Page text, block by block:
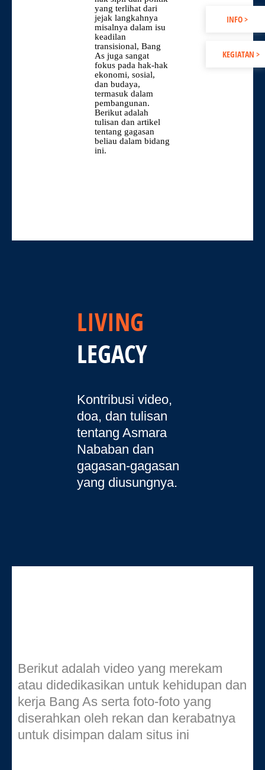
yang terlihat dari
jejak langkahnya
misalnya dalam isu
keadilan
transisional, Bang
As juga sangat
fokus pada hak-hak
ekonomi, sosial,
dan budaya,
termasuk dalam
pembangunan.
Berikut adalah
tulisan dan artikel
tentang gagasan
beliau dalam bidang
ini.
LIVING
LEGACY
Kontribusi video,
doa, dan tulisan
tentang Asmara
Nababan dan
gagasan-gagasan
yang diusungnya.
Berikut adalah video yang merekam
atau didedikasikan untuk kehidupan dan
kerja Bang As serta foto-foto yang
diserahkan oleh rekan dan kerabatnya
untuk disimpan dalam situs ini
INFO >
KEGIATAN >